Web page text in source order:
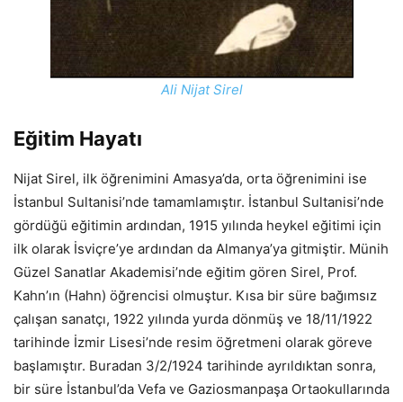
Ali Nijat Sirel
Eğitim Hayatı
Nijat Sirel, ilk öğrenimini Amasya’da, orta öğrenimini ise
İstanbul Sultanisi’nde tamamlamıştır. İstanbul Sultanisi’nde
gördüğü eğitimin ardından, 1915 yılında heykel eğitimi için
ilk olarak İsviçre’ye ardından da Almanya’ya gitmiştir. Münih
Güzel Sanatlar Akademisi’nde eğitim gören Sirel, Prof.
Kahn’ın (Hahn) öğrencisi olmuştur. Kısa bir süre bağımsız
çalışan sanatçı, 1922 yılında yurda dönmüş ve 18/11/1922
tarihinde İzmir Lisesi’nde resim öğretmeni olarak göreve
başlamıştır. Buradan 3/2/1924 tarihinde ayrıldıktan sonra,
bir süre İstanbul’da Vefa ve Gaziosmanpaşa Ortaokullarında